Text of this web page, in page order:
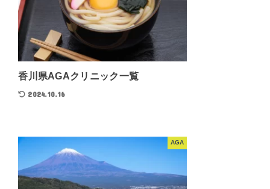
香川県AGAクリニック一覧
2024.10.16
AGA